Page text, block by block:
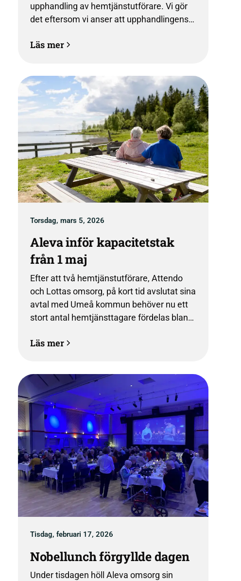
upphandling av hemtjänstutförare. Vi gör
det eftersom vi anser att upphandlingens
betydande brister.
Läs mer
Torsdag, mars 5, 2026
Aleva inför kapacitetstak
från 1 maj
Efter att två hemtjänstutförare, Attendo
och Lottas omsorg, på kort tid avslutat sina
avtal med Umeå kommun behöver nu ett
stort antal hemtjänsttagare fördelas bland
fortsatt hög kvalitet och trygghet för våra
Läs mer
Tisdag, februari 17, 2026
Nobellunch förgyllde dagen
Under tisdagen höll Aleva omsorg sin